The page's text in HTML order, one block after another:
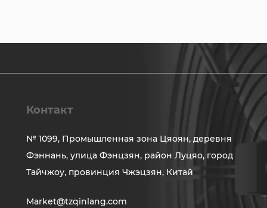
Контакт
№ 1099, Промышленная зона Цяоян, деревня
Фэннань, улица Фэнцзян, район Луцяо, город
Тайчжоу, провинция Чжэцзян, Китай
Market@tzqinlang.com